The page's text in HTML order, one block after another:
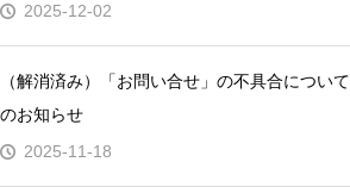
2025-12-02
（解消済み）「お問い合せ」の不具合について
のお知らせ
2025-11-18